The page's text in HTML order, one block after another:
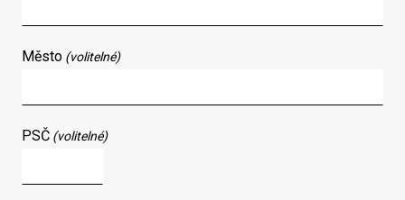
Město (volitelné)
PSČ (volitelné)